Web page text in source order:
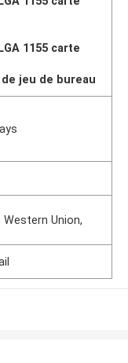
1155 carte
jeu de bureau
Western Union,